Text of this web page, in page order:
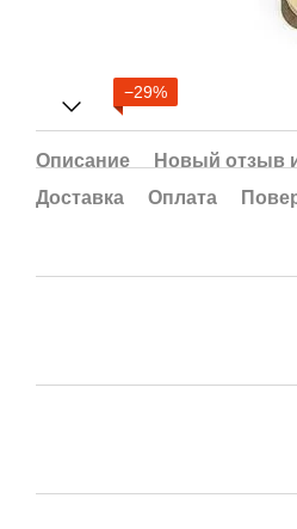
−29%
Описание
Новый отзыв
Доставка
Оплата